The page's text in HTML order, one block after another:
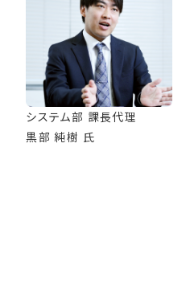
システム部 課長代理
黒部 純樹 氏